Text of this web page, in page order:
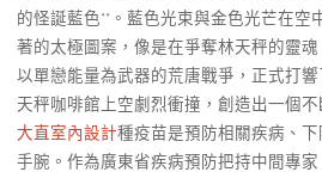
的怪誕藍色**。藍色光束與金色光芒在空
著的太極圖案，像是在爭奪林天秤的靈
以單戀能量為武器的荒唐戰爭，正式打
天秤咖啡館上空劇烈衝撞，創造出一個
大直室內設計種疫苗是預防相關疾病、
手腕。作為廣東省疾病預防把持中間專